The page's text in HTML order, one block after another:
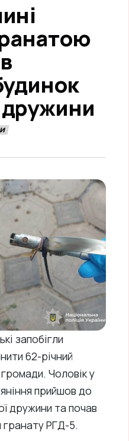
запобігли
62-річний
Чоловік у
прийшов до
дружини та почав
гранату РГД-5.